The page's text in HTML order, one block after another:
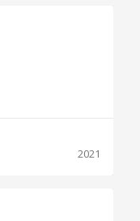
2021